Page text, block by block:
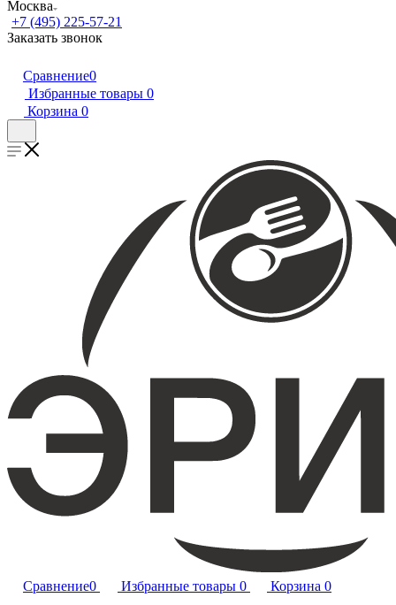
Москва
+7 (495) 225-57-21
Заказать звонок
Сравнение0
Избранные товары 0
Корзина 0
Сравнение0 Избранные товары 0 Корзина 0